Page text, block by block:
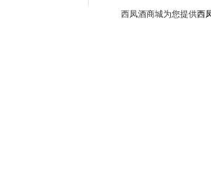
西凤酒商城为您提供西